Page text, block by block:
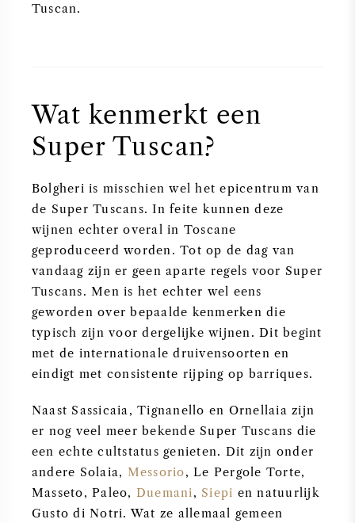
Tuscan.
Wat kenmerkt een
Super Tuscan?
Bolgheri is misschien wel het epicentrum van
de Super Tuscans. In feite kunnen deze
wijnen echter overal in Toscane
geproduceerd worden. Tot op de dag van
vandaag zijn er geen aparte regels voor Super
Tuscans. Men is het echter wel eens
geworden over bepaalde kenmerken die
typisch zijn voor dergelijke wijnen. Dit begint
met de internationale druivensoorten en
eindigt met consistente rijping op barriques.
Naast Sassicaia, Tignanello en Ornellaia zijn
er nog veel meer bekende Super Tuscans die
een echte cultstatus genieten. Dit zijn onder
andere Solaia, Messorio, Le Pergole Torte,
Masseto, Paleo, Duemani, Siepi en natuurlijk
Gusto di Notri. Wat ze allemaal gemeen